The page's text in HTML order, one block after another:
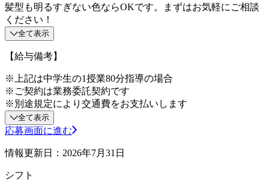
髪型も明るすぎない色ならOKです。まずはお気軽にご相談
ください！
全て表示
【給与備考】
※上記は中学生の1授業80分指導の場合
※ご契約は業務委託契約です
※別途規定により交通費をお支払いします
全て表示
応募画面に進む
情報更新日：2026年7月31日
シフト